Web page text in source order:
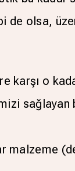
de olsa,
karşı o
malzeme